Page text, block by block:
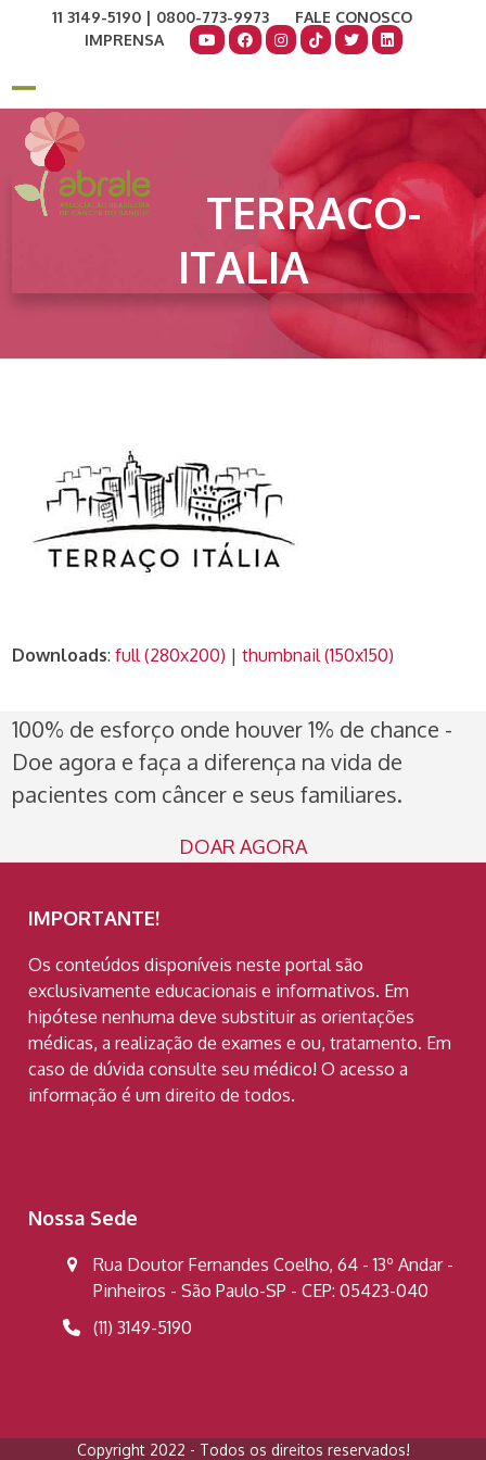
11 3149-5190 | 0800-773-9973
FALE CONOSCO
IMPRENSA
Open
mobile
menu
Close
mobile
menu
TERRACO-
ITALIA
Downloads:full (280x200) |thumbnail (150x150)
100% de esforço onde houver 1% de chance -
Doe agora e faça a diferença na vida de
pacientes com câncer e seus familiares.
DOAR AGORA
IMPORTANTE!
Os conteúdos disponíveis neste portal são
exclusivamente educacionais e informativos. Em
hipótese nenhuma deve substituir as orientações
médicas, a realização de exames e ou, tratamento. Em
caso de dúvida consulte seu médico! O acesso a
informação é um direito de todos.
Nossa Sede
Rua Doutor Fernandes Coelho, 64 - 13º Andar -
Pinheiros - São Paulo-SP - CEP: 05423-040
(11) 3149-5190
Copyright 2022 - Todos os direitos reservados!